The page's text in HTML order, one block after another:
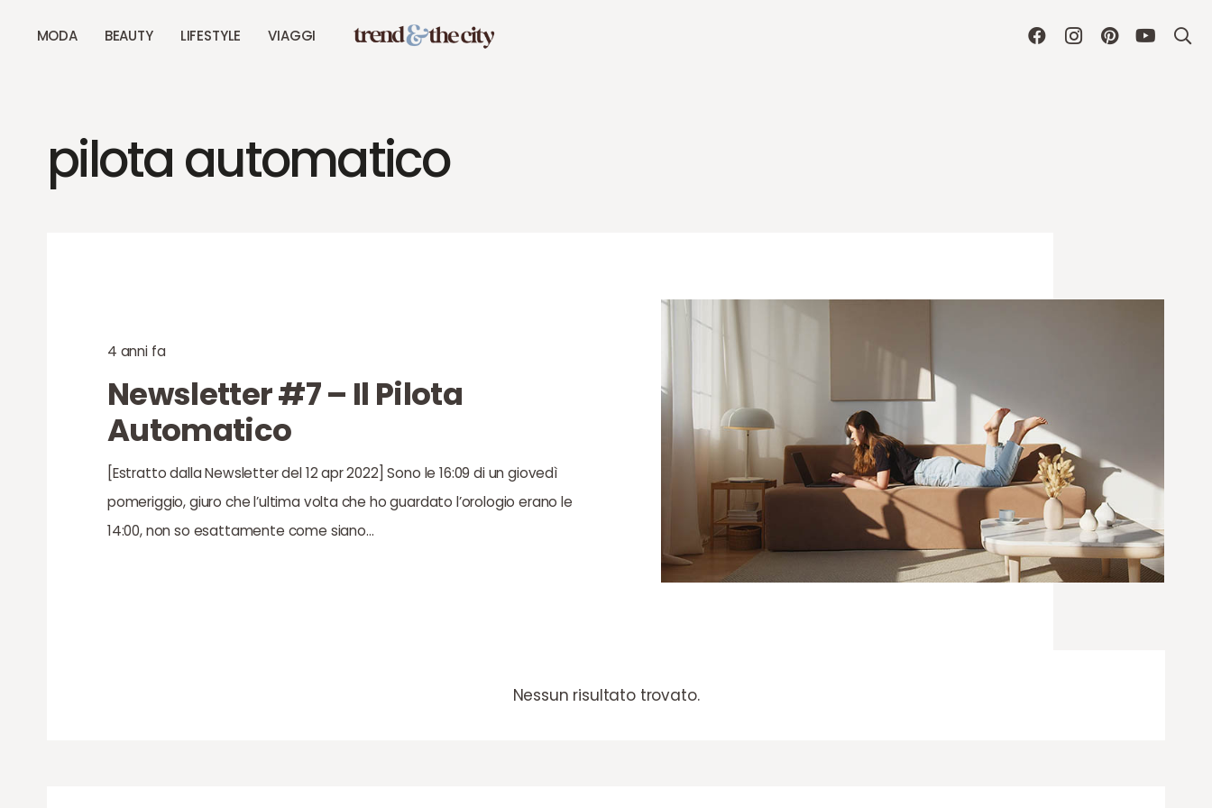
MODA BEAUTY LIFESTYLE VIAGGI
pilota automatico
4 anni fa
Newsletter #7 – Il Pilota
Automatico
[Estratto dalla Newsletter del 12 apr 2022] Sono le 16:09 di un giovedì
pomeriggio, giuro che l’ultima volta che ho guardato l’orologio erano le
14:00, non so esattamente come siano…
Nessun risultato trovato.